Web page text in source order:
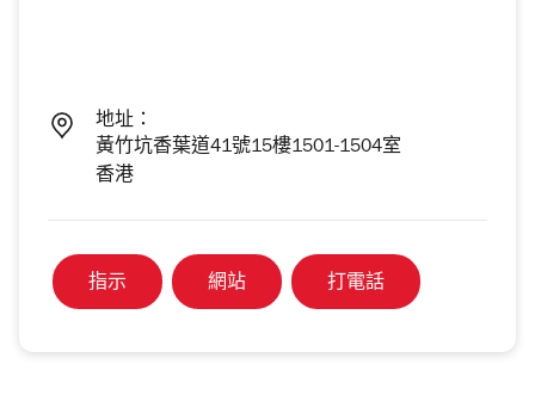
地址：
黃竹坑香葉道41號15樓1501-1504室
香港
指示 網站 打電話